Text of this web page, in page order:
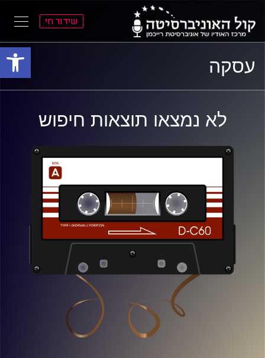
פתח
התפריט
הראשי
התוכן
הראשי
שידור חי
עסקה
לא נמצאו תוצאות חיפוש